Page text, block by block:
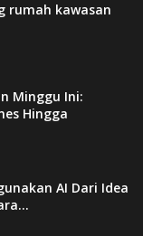
rumah kawasan
Minggu Ini:
Hingga
AI Dari Idea